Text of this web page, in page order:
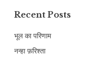
Recent Posts
भूल का परिणाम
नन्हा फ़रिश्ता